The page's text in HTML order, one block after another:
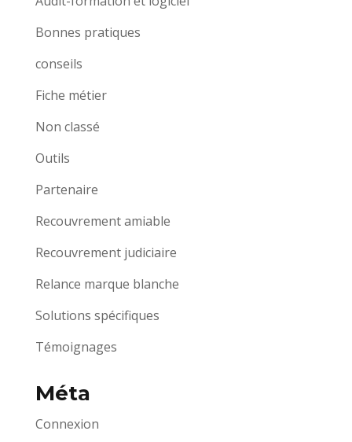
Bonnes pratiques
conseils
Fiche métier
Non classé
Outils
Partenaire
Recouvrement amiable
Recouvrement judiciaire
Relance marque blanche
Solutions spécifiques
Témoignages
Méta
Connexion